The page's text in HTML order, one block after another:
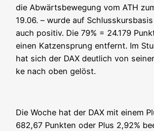
die Abwärts­be­we­gung vom ATH
19.06. – wur­de auf
auch posi­tiv. Die 79% = 24.179
einen Kat­zen­sprung ent­fernt. Im
hat sich der DAX deut­lich von
ke nach oben gelöst.
Die Woche hat der DAX mit einem
682,67 Punk­ten oder Plus 2,92%